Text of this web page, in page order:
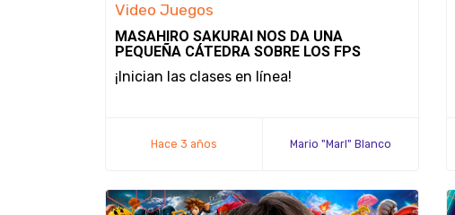
Video Juegos
MASAHIRO SAKURAI NOS DA UNA
PEQUEÑA CÁTEDRA SOBRE LOS FPS
¡Inician las clases en línea!
Hace 3 años Mario "Marl" Blanco